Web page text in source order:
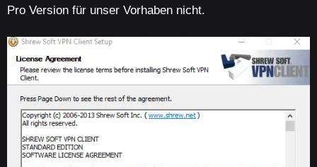
Pro Version für unser Vorhaben nicht.